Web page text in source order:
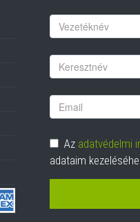
Keresztnév
Vezetéknév
Email
cím
Adatvédelem
Az adatvédelmi
adataim